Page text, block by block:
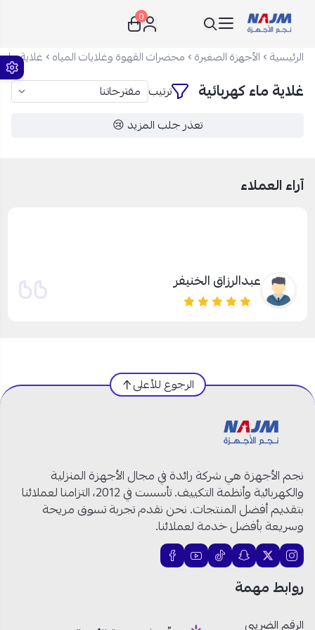
نجم الأجهزة
0
الرئيسية الأجهزة الصغيرة محضرات القهوة وغلايات المياه غلاية ماء
غلاية ماء كهربائية
ترتيب
تعذر جلب المزيد 😢
آراء العملاء
عبدالرزاق الخنيفر
الرجوع للأعلى
نجم الأجهزة هي شركة رائدة في مجال الأجهزة المنزلية
والكهربائية وأنظمة التكييف. تأسست في 2012، التزامنا لعملائنا
بتقديم أفضل المنتجات. نحن نقدم تجربة تسوق مريحة
وسريعة بأفضل خدمة لعملائنا.
روابط مهمة
الرقم الضريبي